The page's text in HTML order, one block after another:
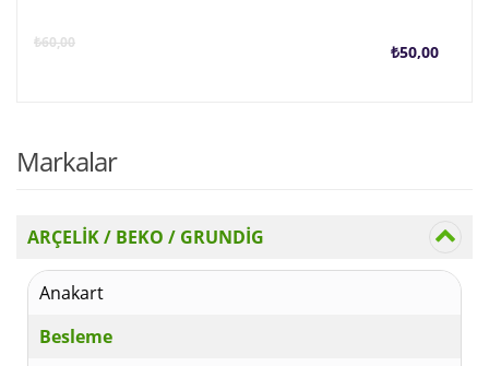
₺60,00 ₺50,00
Şu
Markalar
ARÇELİK / BEKO / GRUNDİG
Anakart
Besleme